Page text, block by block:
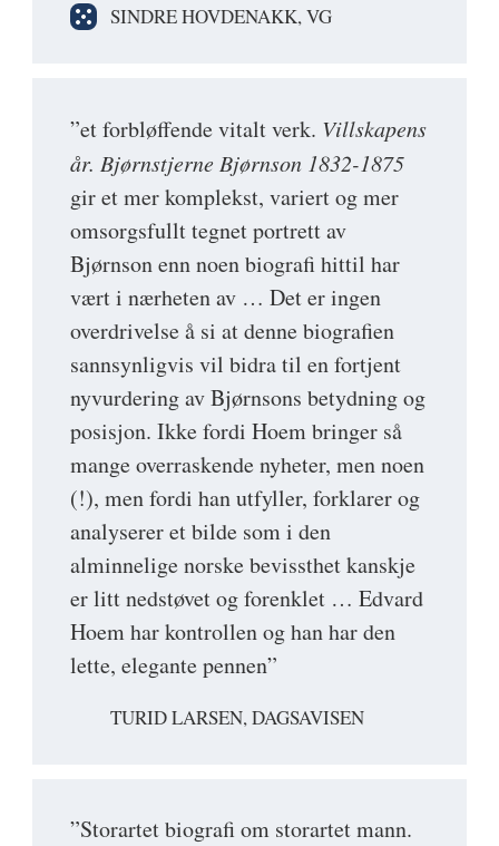
SINDRE HOVDENAKK, VG
”et forbløffende vitalt verk. Villskapens
år. Bjørnstjerne Bjørnson 1832-1875
gir et mer komplekst, variert og mer
omsorgsfullt tegnet portrett av
Bjørnson enn noen biografi hittil har
vært i nærheten av … Det er ingen
overdrivelse å si at denne biografien
sannsynligvis vil bidra til en fortjent
nyvurdering av Bjørnsons betydning og
posisjon. Ikke fordi Hoem bringer så
mange overraskende nyheter, men noen
(!), men fordi han utfyller, forklarer og
analyserer et bilde som i den
alminnelige norske bevissthet kanskje
er litt nedstøvet og forenklet … Edvard
Hoem har kontrollen og han har den
lette, elegante pennen”
TURID LARSEN, DAGSAVISEN
”Storartet biografi om storartet mann.